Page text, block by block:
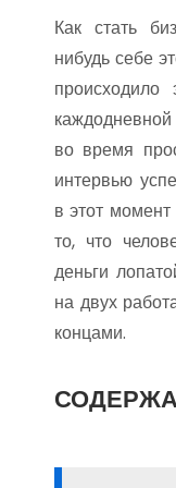
Как стать
нибудь себе
во время
интервью
в этот
то, что
деньги
на двух
концами.